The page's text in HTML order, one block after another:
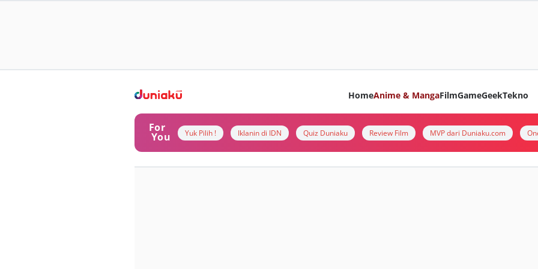
HomeAnime & MangaFilmGameGeekTekno
For
You Yuk Pilih ! Iklanin di IDN Quiz Duniaku Review Film MVP dari Duniaku.com